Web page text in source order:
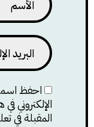
احفظ
الإلكتروني
المقبلة في